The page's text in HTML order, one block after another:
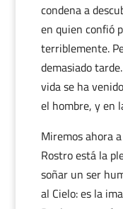
condena a
en quien confió
terriblemente.
demasiado
vida se ha
el hombre, y en
Miremos ahora
Rostro está la
soñar un ser
al Cielo: es la